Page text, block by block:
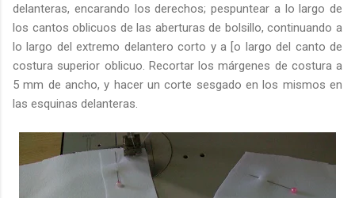
delanteras, encarando los derechos; pespuntear a lo largo de
los cantos oblicuos de las aberturas de bolsillo, continuando a
lo largo del extremo delantero corto y a [o largo del canto de
costura superior oblicuo. Recortar los márgenes de costura a
5 mm de ancho, y hacer un corte sesgado en los mismos en
las esquinas delanteras.